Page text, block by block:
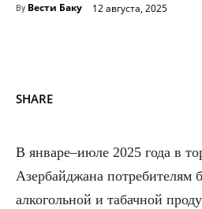
By Вести Баку 12 августа, 2025
SHARE
В январе–июле 2025 года в
Азербайджана потребителям
алкогольной и табачной